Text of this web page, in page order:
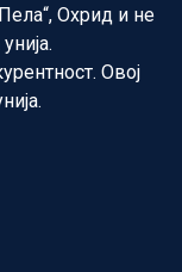
Охрид и не
Овој